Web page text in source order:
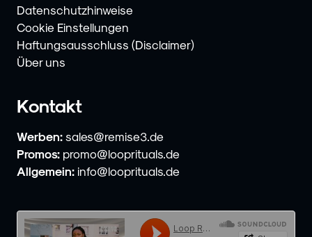
Datenschutzhinweise
Cookie Einstellungen
Haftungsausschluss (Disclaimer)
Über uns
Kontakt
Werben: sales@remise3.de
Promos: promo@looprituals.de
Allgemein: info@looprituals.de